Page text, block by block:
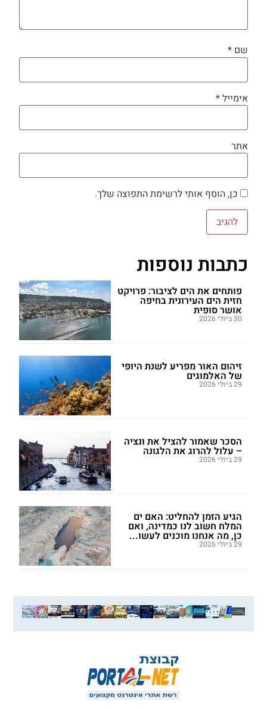
שם *
אימייל*
אתר
כן, הוסף אותי לרשימת התפוצה שלך.
כתבות נוספות
פותחים את הים לציבור: פרויקט
חזית הים העירונית בחיפה
אושר סופית
30 ביולי 2026
זיהום האור מפריע לשנת היופי
של האלמוגים
29 ביולי 2026
הסכר שאמור להציל את ונציה
– עלול להרוג את הלגונה
29 ביולי 2026
הגיע הזמן להחליט: האם ים
המלח חשוב לנו כמדינה, ואם
כן, מה אנחנו מוכנים לעשו...
29 ביולי 2026